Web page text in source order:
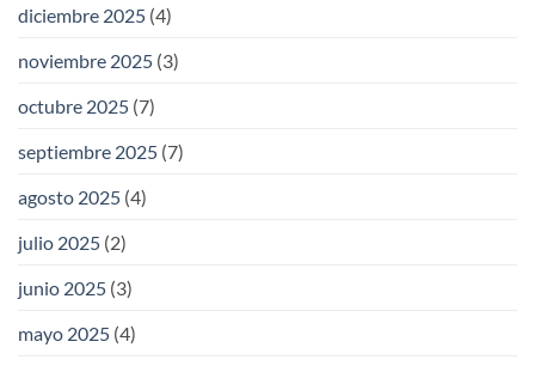
diciembre 2025 (4)
noviembre 2025 (3)
octubre 2025 (7)
septiembre 2025 (7)
agosto 2025 (4)
julio 2025 (2)
junio 2025 (3)
mayo 2025 (4)